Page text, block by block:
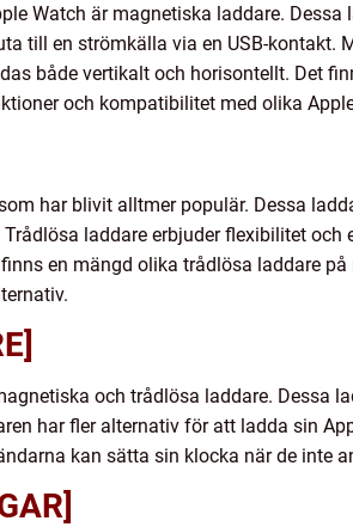
Watch är magnetiska laddare.
till en strömkälla via en USB-kontakt.
både vertikalt och horisontellt. Det
och kompatibilitet med olika
har blivit alltmer populär. Dessa
laddare erbjuder flexibilitet
en mängd olika trådlösa laddare
och trådlösa laddare. Dessa
har fler alternativ för att ladda sin
kan sätta sin klocka när de inte